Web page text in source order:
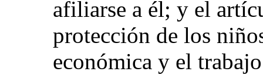
afiliarse a él; y el
protección de los
económica y el